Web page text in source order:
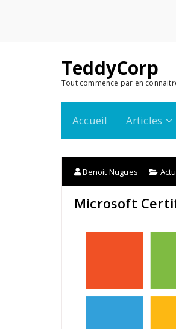
TeddyCorp
Tout commence par en
Accueil Articles
Benoit Nugues
Microsoft